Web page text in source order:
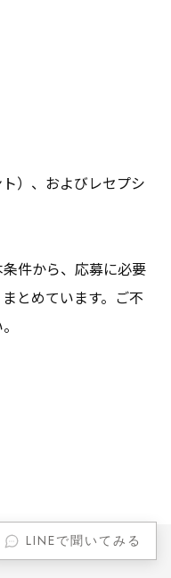
）、およびレセプシ
件から、応募に必要
とめています。ご不
LINEで聞いてみる